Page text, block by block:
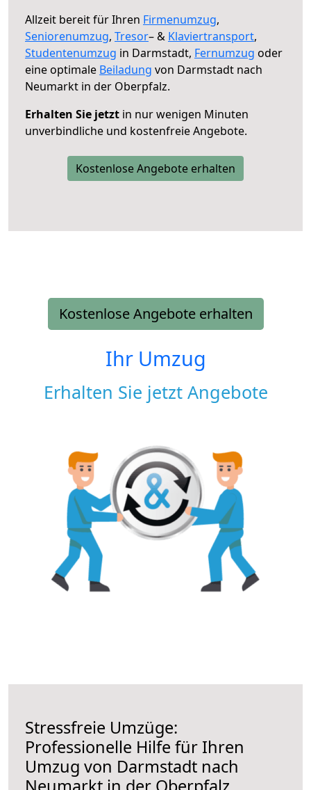
Allzeit bereit für Ihren Firmenumzug,
Seniorenumzug, Tresor– & Klaviertransport,
Studentenumzug in Darmstadt, Fernumzug oder
eine optimale Beiladung von Darmstadt nach
Neumarkt in der Oberpfalz.
Erhalten Sie jetzt in nur wenigen Minuten
unverbindliche und kostenfreie Angebote.
Kostenlose Angebote erhalten
Kostenlose Angebote erhalten
Ihr Umzug
Erhalten Sie jetzt Angebote
Stressfreie Umzüge:
Professionelle Hilfe für Ihren
Umzug von Darmstadt nach